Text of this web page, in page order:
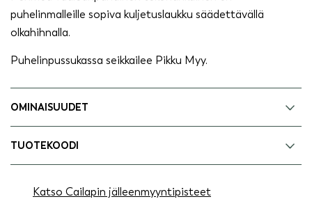
puhelinmalleille sopiva kuljetuslaukku säädettävällä
olkahihnalla.
Puhelinpussukassa seikkailee Pikku Myy.
OMINAISUUDET
TUOTEKOODI
Katso Cailapin jälleenmyyntipisteet